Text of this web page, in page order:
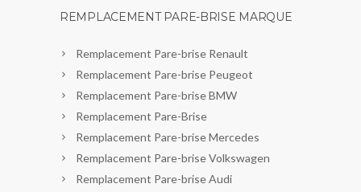
REMPLACEMENT PARE-BRISE MARQUE
Remplacement Pare-brise Renault
Remplacement Pare-brise Peugeot
Remplacement Pare-brise BMW
Remplacement Pare-Brise
Remplacement Pare-brise Mercedes
Remplacement Pare-brise Volkswagen
Remplacement Pare-brise Audi